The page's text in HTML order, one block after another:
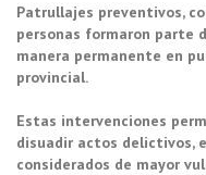
Patrullajes preventivos,
personas formaron parte
manera permanente en
provincial.
Estas intervenciones
disuadir actos delictivos,
considerados de mayor